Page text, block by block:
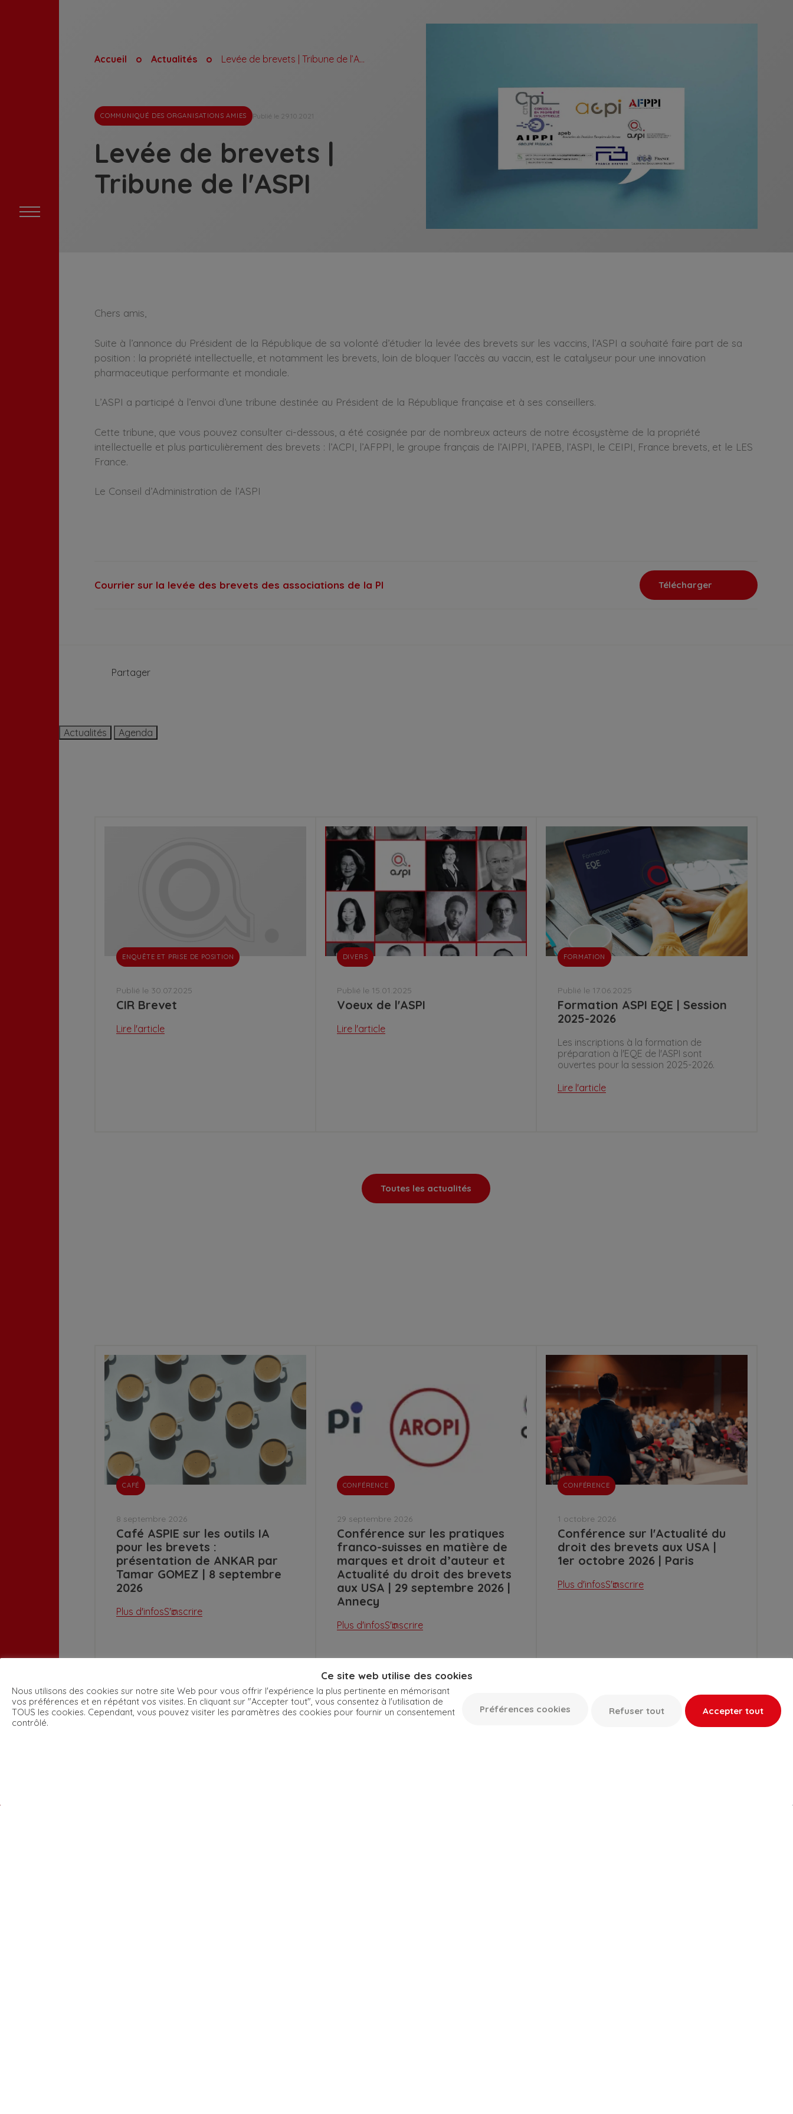
Accueil Actualités Levée de brevets | Tribune de l’ASPI
COMMUNIQUÉ DES ORGANISATIONS AMIES Publié le 29.10.2021
Levée de brevets |
Tribune de l'ASPI
Chers amis,
Suite à l’annonce du Président de la République de sa volonté d’étudier la levée des brevets sur les vaccins, l’ASPI a souhaité faire part de sa
position : la propriété intellectuelle, et notamment les brevets, loin de bloquer l’accès au vaccin, est le catalyseur pour une innovation
pharmaceutique performante et mondiale.
L’ASPI a participé à l’envoi d’une tribune destinée au Président de la République française et à ses conseillers.
Cette tribune, que vous pouvez consulter ci-dessous, a été cosignée par de nombreux acteurs de notre écosystème de la propriété
intellectuelle et plus particulièrement des brevets : l’ACPI, l’AFPPI, le groupe français de l’AIPPI, l’APEB, l’ASPI, le CEIPI, France brevets, et le LES
France.
Le Conseil d’Administration de l’ASPI
Courrier sur la levée des brevets des associations de la PI Télécharger
Partager
Actualités Agenda
ENQUÊTE ET PRISE DE POSITION
Publié le 30.07.2025
CIR Brevet
Lire l'article
DIVERS
Publié le 15.01.2025
Voeux de l'ASPI
Lire l'article
FORMATION
Publié le 17.06.2025
Formation ASPI EQE | Session
2025-2026
Les inscriptions à la formation de
préparation à l'EQE de l'ASPI sont
ouvertes pour la session 2025-2026.
Lire l'article
Toutes les actualités
CAFÉ
8 septembre 2026
Café ASPIE sur les outils IA
pour les brevets :
présentation de ANKAR par
Tamar GOMEZ | 8 septembre
2026
Plus d'infosS'inscrire
CONFÉRENCE
29 septembre 2026
Conférence sur les pratiques
franco-suisses en matière de
marques et droit d’auteur et
Actualité du droit des brevets
aux USA | 29 septembre 2026 |
Annecy
Plus d'infosS'inscrire
CONFÉRENCE
1 octobre 2026
Conférence sur l'Actualité du
droit des brevets aux USA |
1er octobre 2026 | Paris
Plus d'infosS'inscrire
Ce site web utilise des cookies
Nous utilisons des cookies sur notre site Web pour vous offrir l'expérience la plus pertinente en mémorisant
vos préférences et en répétant vos visites. En cliquant sur "Accepter tout", vous consentez à l'utilisation de
TOUS les cookies. Cependant, vous pouvez visiter les paramètres des cookies pour fournir un consentement
contrôlé.
Préférences cookies Refuser tout Accepter tout